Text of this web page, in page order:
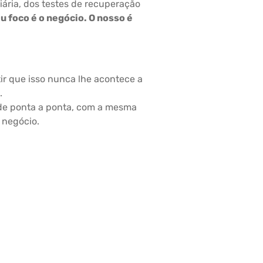
dos testes de recuperação
foco é o negócio. O nosso é
que isso nunca lhe acontece a
ponta a ponta, com a mesma